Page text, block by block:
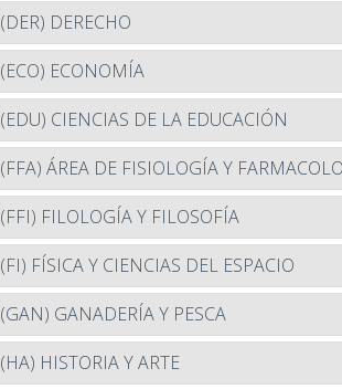
(DER) DERECHO
(ECO) ECONOMÍA
(EDU) CIENCIAS DE LA EDUCACIÓN
(FFA) ÁREA DE FISIOLOGÍA Y
(FFI) FILOLOGÍA Y FILOSOFÍA
(FI) FÍSICA Y CIENCIAS DEL ESPACIO
(GAN) GANADERÍA Y PESCA
(HA) HISTORIA Y ARTE